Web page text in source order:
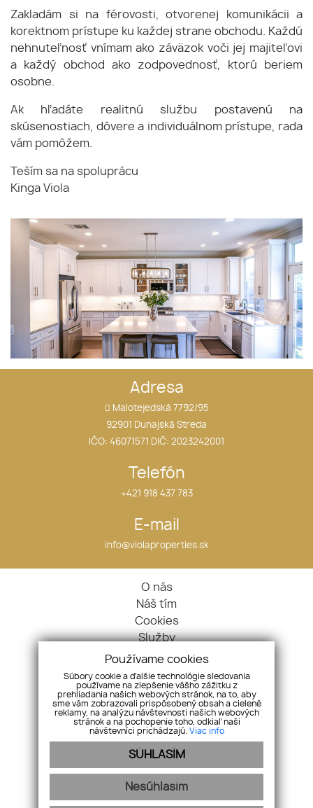
Zakladám si na férovosti, otvorenej komunikácii a
korektnom prístupe ku každej strane obchodu. Každú
nehnuteľnosť vnímam ako záväzok voči jej majiteľovi
a každý obchod ako zodpovednosť, ktorú beriem
osobne.
Ak hľadáte realitnú službu postavenú na
skúsenostiach, dôvere a individuálnom prístupe, rada
vám pomôžem.
Teším sa na spoluprácu
Kinga Viola
Adresa
Malotejedská 7792/95
92901 Dunajská Streda
IČO: 46071571 DIČ: 2023242001
Telefón
+421 918 437 783
E-mail
info@violaproperties.sk
O nás
Náš tím
Cookies
Služby
Kontakt
GDPR
Nehnuteľnosti
Byty
Domy
Pozemky
Objekty
Dopyt
Používame cookies
Súbory cookie a ďalšie technológie sledovania
používame na zlepšenie vášho zážitku z
prehliadania našich webových stránok, na to, aby
sme vám zobrazovali prispôsobený obsah a cielené
reklamy, na analýzu návštevnosti našich webových
stránok a na pochopenie toho, odkiaľ naši
návštevníci prichádzajú. Viac info
SÚHLASÍM
Nesúhlasím